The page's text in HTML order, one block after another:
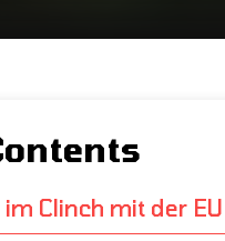
Clinch mit der EU